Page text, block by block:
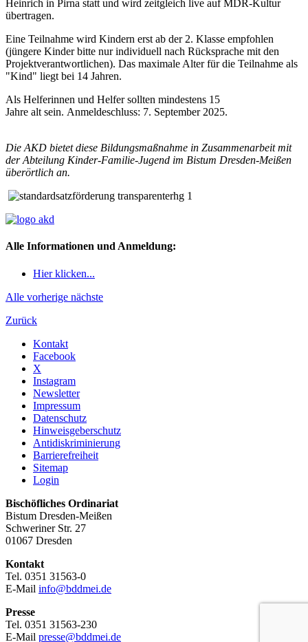
Heinrich in Pirna statt und wird zeitgleich live auf MDR-Kultur
übertragen.
Eine Teilnahme wird Kindern erst ab der 2. Klasse empfohlen
(jüngere Kinder bitte nur individuell nach Rücksprache mit den
Projektverantwortlichen). Das maximale Alter für die Teilnahme als
"Kind" liegt bei 14 Jahren.
Als Helferinnen und Helfer sollten mindestens 15
Jahre alt sein. Anmeldeschluss: 7. September 2025.
Die AKD bietet diese Bildungsmaßnahme in Zusammenarbeit mit
der Abteilung Kinder-Familie-Jugend im Bistum Dresden-Meißen
überörtlich an.
Alle Informationen und Anmeldung:
Hier klicken...
Alle vorherige nächste
Zurück
Kontakt
Facebook
X
Instagram
Newsletter
Impressum
Datenschutz
Hinweisgeberschutz
Antidiskriminierung
Barrierefreiheit
Sitemap
Login
Bischöfliches Ordinariat
Bistum Dresden-Meißen
Schweriner Str. 27
01067 Dresden
Kontakt
Tel. 0351 31563-0
E-Mail info@bddmei.de
Presse
Tel. 0351 31563-230
E-Mail presse@bddmei.de